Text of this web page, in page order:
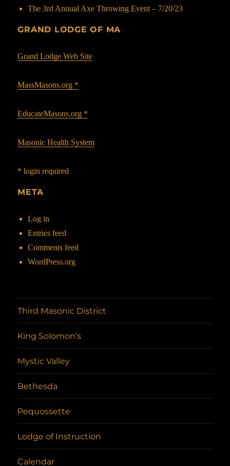
The 3rd Annual Axe Throwing Event – 7/20/23
GRAND LODGE OF MA
Grand Lodge Web Site
MassMasons.org *
EducateMasons.org *
Masonic Health System
* login required
META
Log in
Entries feed
Comments feed
WordPress.org
Third Masonic District
King Solomon’s
Mystic Valley
Bethesda
Pequossette
Lodge of Instruction
Calendar